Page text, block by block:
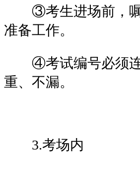
③考生进场前，嘱
准备工作。
④考试编号必须连
重、不漏。
3.考场内